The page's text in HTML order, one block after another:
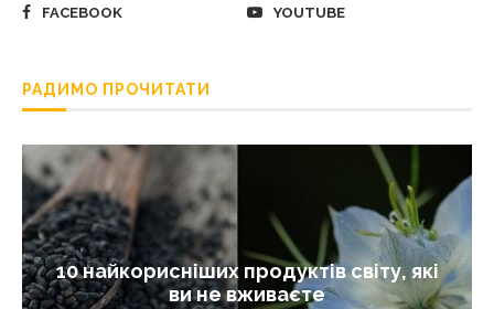
FACEBOOK YOUTUBE
РАДИМО ПРОЧИТАТИ
10 найкорисніших продуктів світу, які
ви не вживаєте